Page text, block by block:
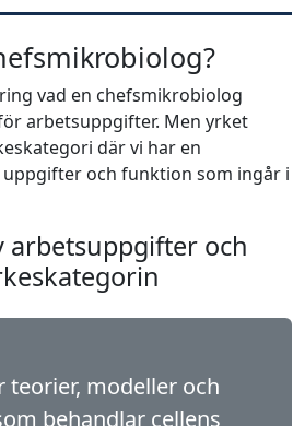
vad en chefsmikrobiolog
arbetsuppgifter. Men yrket
där vi har en
och funktion som ingår i
arbetsuppgifter och
teorier, modeller och
behandlar cellens